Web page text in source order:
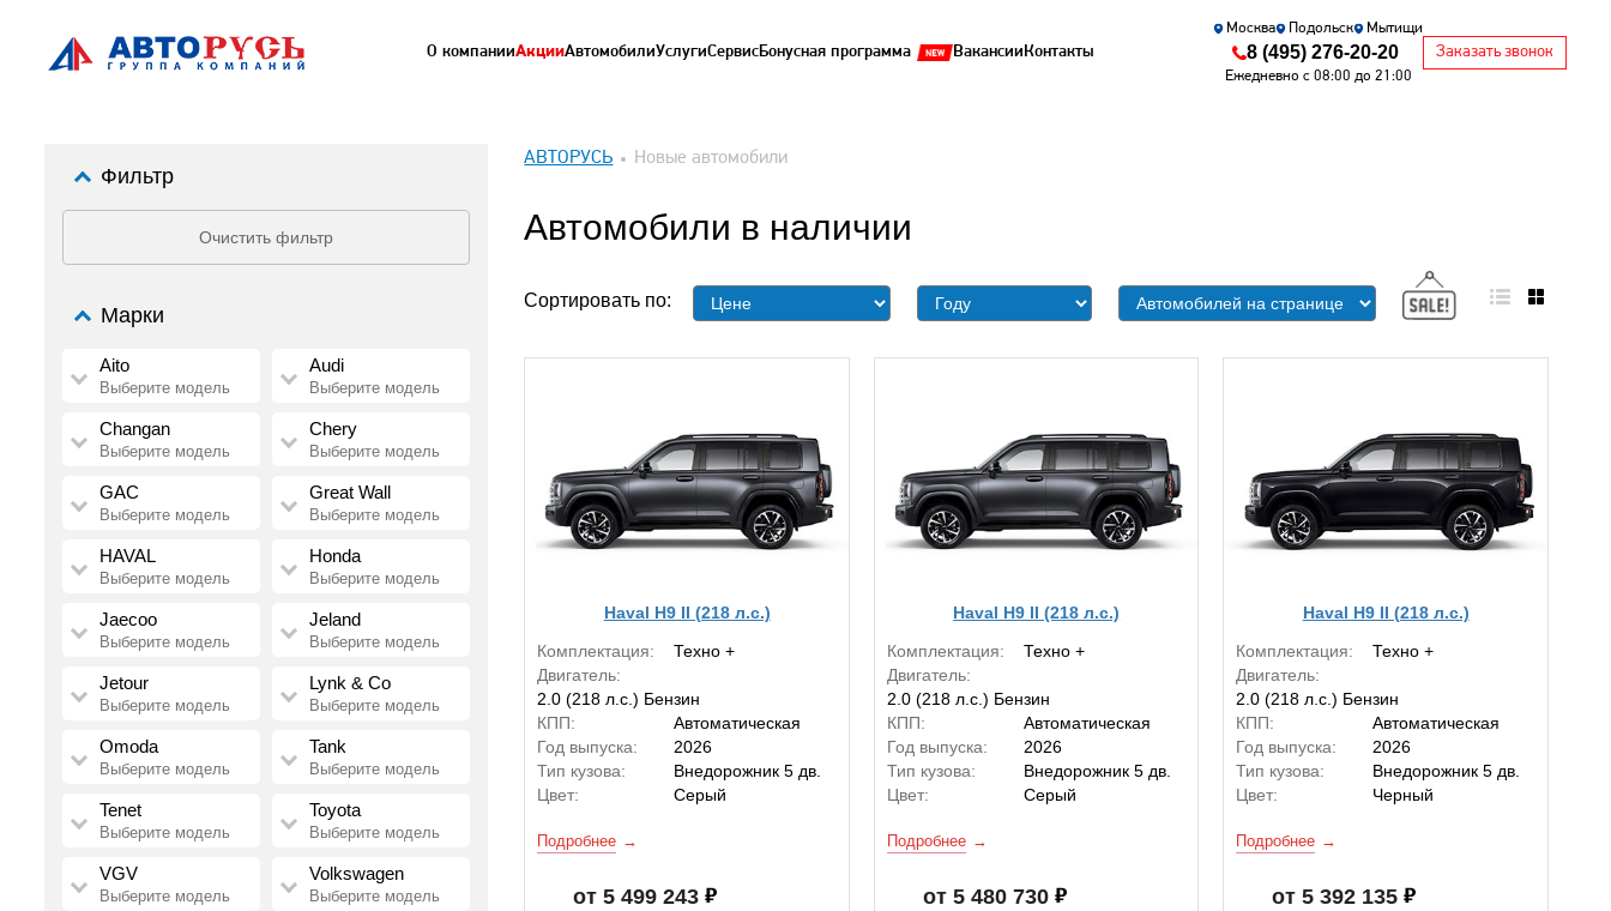
О компанииАкцииАвтомобилиУслугиСервисБонусная программа ВакансииКонтакты
Москва Подольск Мытищи
8 (495) 276-20-20
Ежедневно с 08:00 до 21:00
Заказать звонок
Фильтр
Очистить фильтр
Марки
Aito
Выберите модель
Audi
Выберите модель
Changan
Выберите модель
Chery
Выберите модель
GAC
Выберите модель
Great Wall
Выберите модель
HAVAL
Выберите модель
Honda
Выберите модель
Jaecoo
Выберите модель
Jeland
Выберите модель
Jetour
Выберите модель
Lynk & Co
Выберите модель
Omoda
Выберите модель
Tank
Выберите модель
Tenet
Выберите модель
Toyota
Выберите модель
VGV
Выберите модель
Volkswagen
Выберите модель
АВТОРУСЬ Новые автомобили
Автомобили в наличии
Сортировать по:
Haval H9 II (218 л.с.)
Комплектация:
Техно +
Двигатель:
2.0 (218 л.с.) Бензин
КПП:
Автоматическая
Год выпуска:
2026
Тип кузова:
Внедорожник 5 дв.
Цвет:
Серый
Подробнее
от 5 499 243
Haval H9 II (218 л.с.)
Комплектация:
Техно +
Двигатель:
2.0 (218 л.с.) Бензин
КПП:
Автоматическая
Год выпуска:
2026
Тип кузова:
Внедорожник 5 дв.
Цвет:
Серый
Подробнее
от 5 480 730
Haval H9 II (218 л.с.)
Комплектация:
Техно +
Двигатель:
2.0 (218 л.с.) Бензин
КПП:
Автоматическая
Год выпуска:
2026
Тип кузова:
Внедорожник 5 дв.
Цвет:
Черный
Подробнее
от 5 392 135